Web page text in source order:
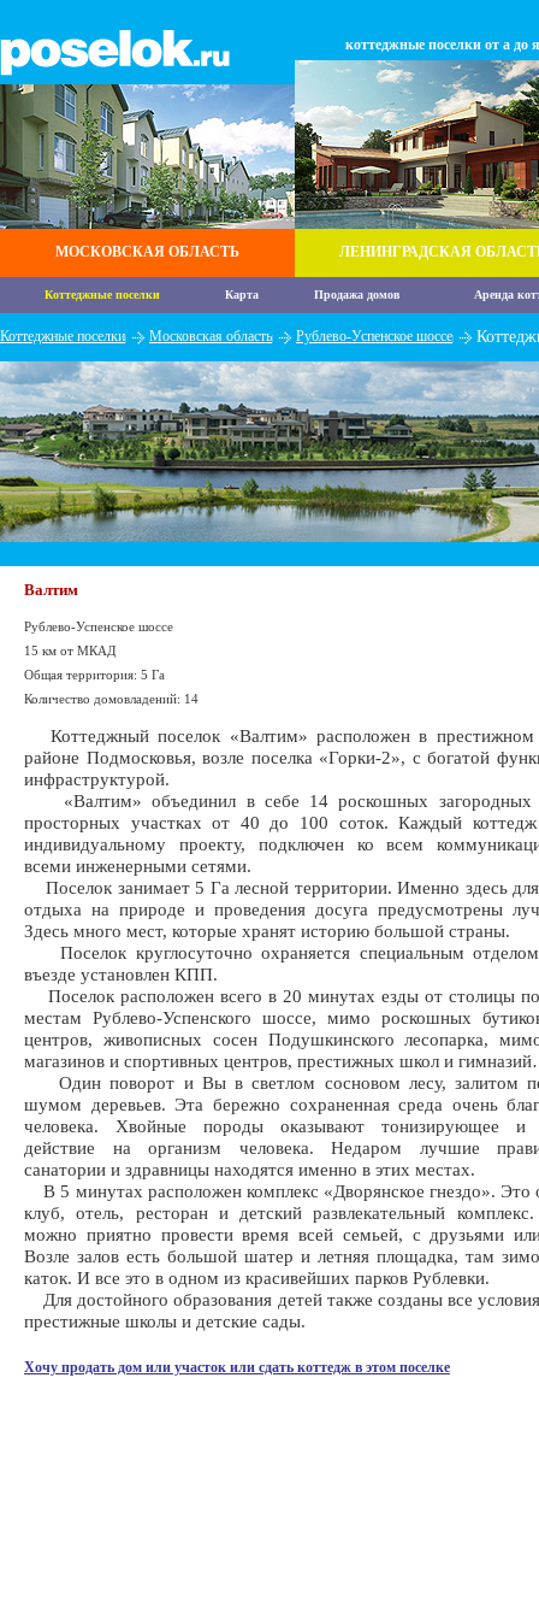
МОСКОВСКАЯ ОБЛАСТЬ
коттеджные поселки от а до я
ЛЕНИНГРАДСКАЯ
Коттеджные поселки Карта Продажа домов Аренда
Коттеджные поселки Московская область Рублево-Успенское шоссе
Валтим
Рублево-Успенское шоссе
15 км от МКАД
Общая территория: 5 Га
Количество домовладений: 14
Коттеджный поселок «Валтим» расположен в престижном
районе Подмосковья, возле поселка «Горки-2», с богатой
инфраструктурой.
«Валтим» объединил в себе 14 роскошных загородных
просторных участках от 40 до 100 соток. Каждый
индивидуальному проекту, подключен ко всем
всеми инженерными сетями.
Поселок занимает 5 Га лесной территории. Именно здесь
отдыха на природе и проведения досуга предусмотрены
Здесь много мест, которые хранят историю большой страны.
Поселок круглосуточно охраняется специальным
въезде установлен КПП.
Поселок расположен всего в 20 минутах езды от столицы
местам Рублево-Успенского шоссе, мимо роскошных
центров, живописных сосен Подушкинского лесопарка,
магазинов и спортивных центров, престижных школ и
Один поворот и Вы в светлом сосновом лесу, залитом
шумом деревьев. Эта бережно сохраненная среда очень
человека. Хвойные породы оказывают тонизирующее и
действие на организм человека. Недаром лучшие
санатории и здравницы находятся именно в этих местах.
В 5 минутах расположен комплекс «Дворянское гнездо». Это
клуб, отель, ресторан и детский развлекательный
можно приятно провести время всей семьей, с друзьями
Возле залов есть большой шатер и летняя площадка, там
каток. И все это в одном из красивейших парков Рублевки.
Для достойного образования детей также созданы все
престижные школы и детские сады.
Хочу продать дом или участок или сдать коттедж в этом поселке